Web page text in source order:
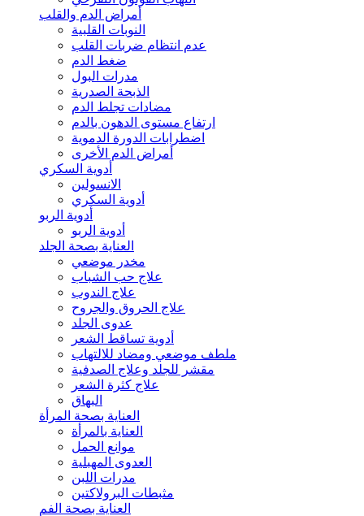
أمراض الدم والقلب
النوبات القلبية
عدم انتظام ضربات القلب
ضغط الدم
مدرات البول
الذبحة الصدرية
مضادات تجلط الدم
ارتفاع مستوى الدهون بالدم
اضطرابات الدورة الدموية
أمراض الدم الأخرى
أدوية السكري
الانسولين
أدوية السكري
أدوية الربو
أدوية الربو
العناية بصحة الجلد
مخدر موضعي
علاج حب الشباب
علاج الندوب
علاج الحروق والجروح
عدوى الجلد
أدوية تساقط الشعر
ملطف موضعي ومضاد للالتهاب
مقشر للجلد وعلاج الصدفية
علاج كثرة الشعر
البهاق
العناية بصحة المرأة
العناية بالمرأة
موانع الحمل
العدوى المهبلية
مدرات اللبن
مثبطات البرولاكتين
العناية بصحة الفم